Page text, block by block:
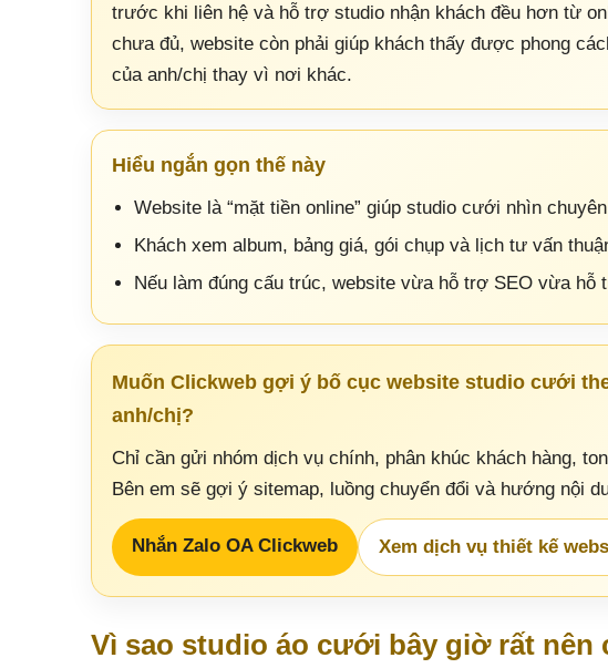
trước khi liên hệ và hỗ trợ studio nhận khách đều hơn từ
chưa đủ, website còn phải giúp khách thấy được phong
của anh/chị thay vì nơi khác.
Hiểu ngắn gọn thế này
Website là “mặt tiền online” giúp studio cưới nhìn
Khách xem album, bảng giá, gói chụp và lịch tư vấn
Nếu làm đúng cấu trúc, website vừa hỗ trợ SEO vừa hỗ
Muốn Clickweb gợi ý bố cục website studio cưới
anh/chị?
Chỉ cần gửi nhóm dịch vụ chính, phân khúc khách hàng,
Bên em sẽ gợi ý sitemap, luồng chuyển đổi và hướng nội
Nhắn Zalo OA Clickweb Xem dịch vụ thiết kế
Vì sao studio áo cưới bây giờ rất nên